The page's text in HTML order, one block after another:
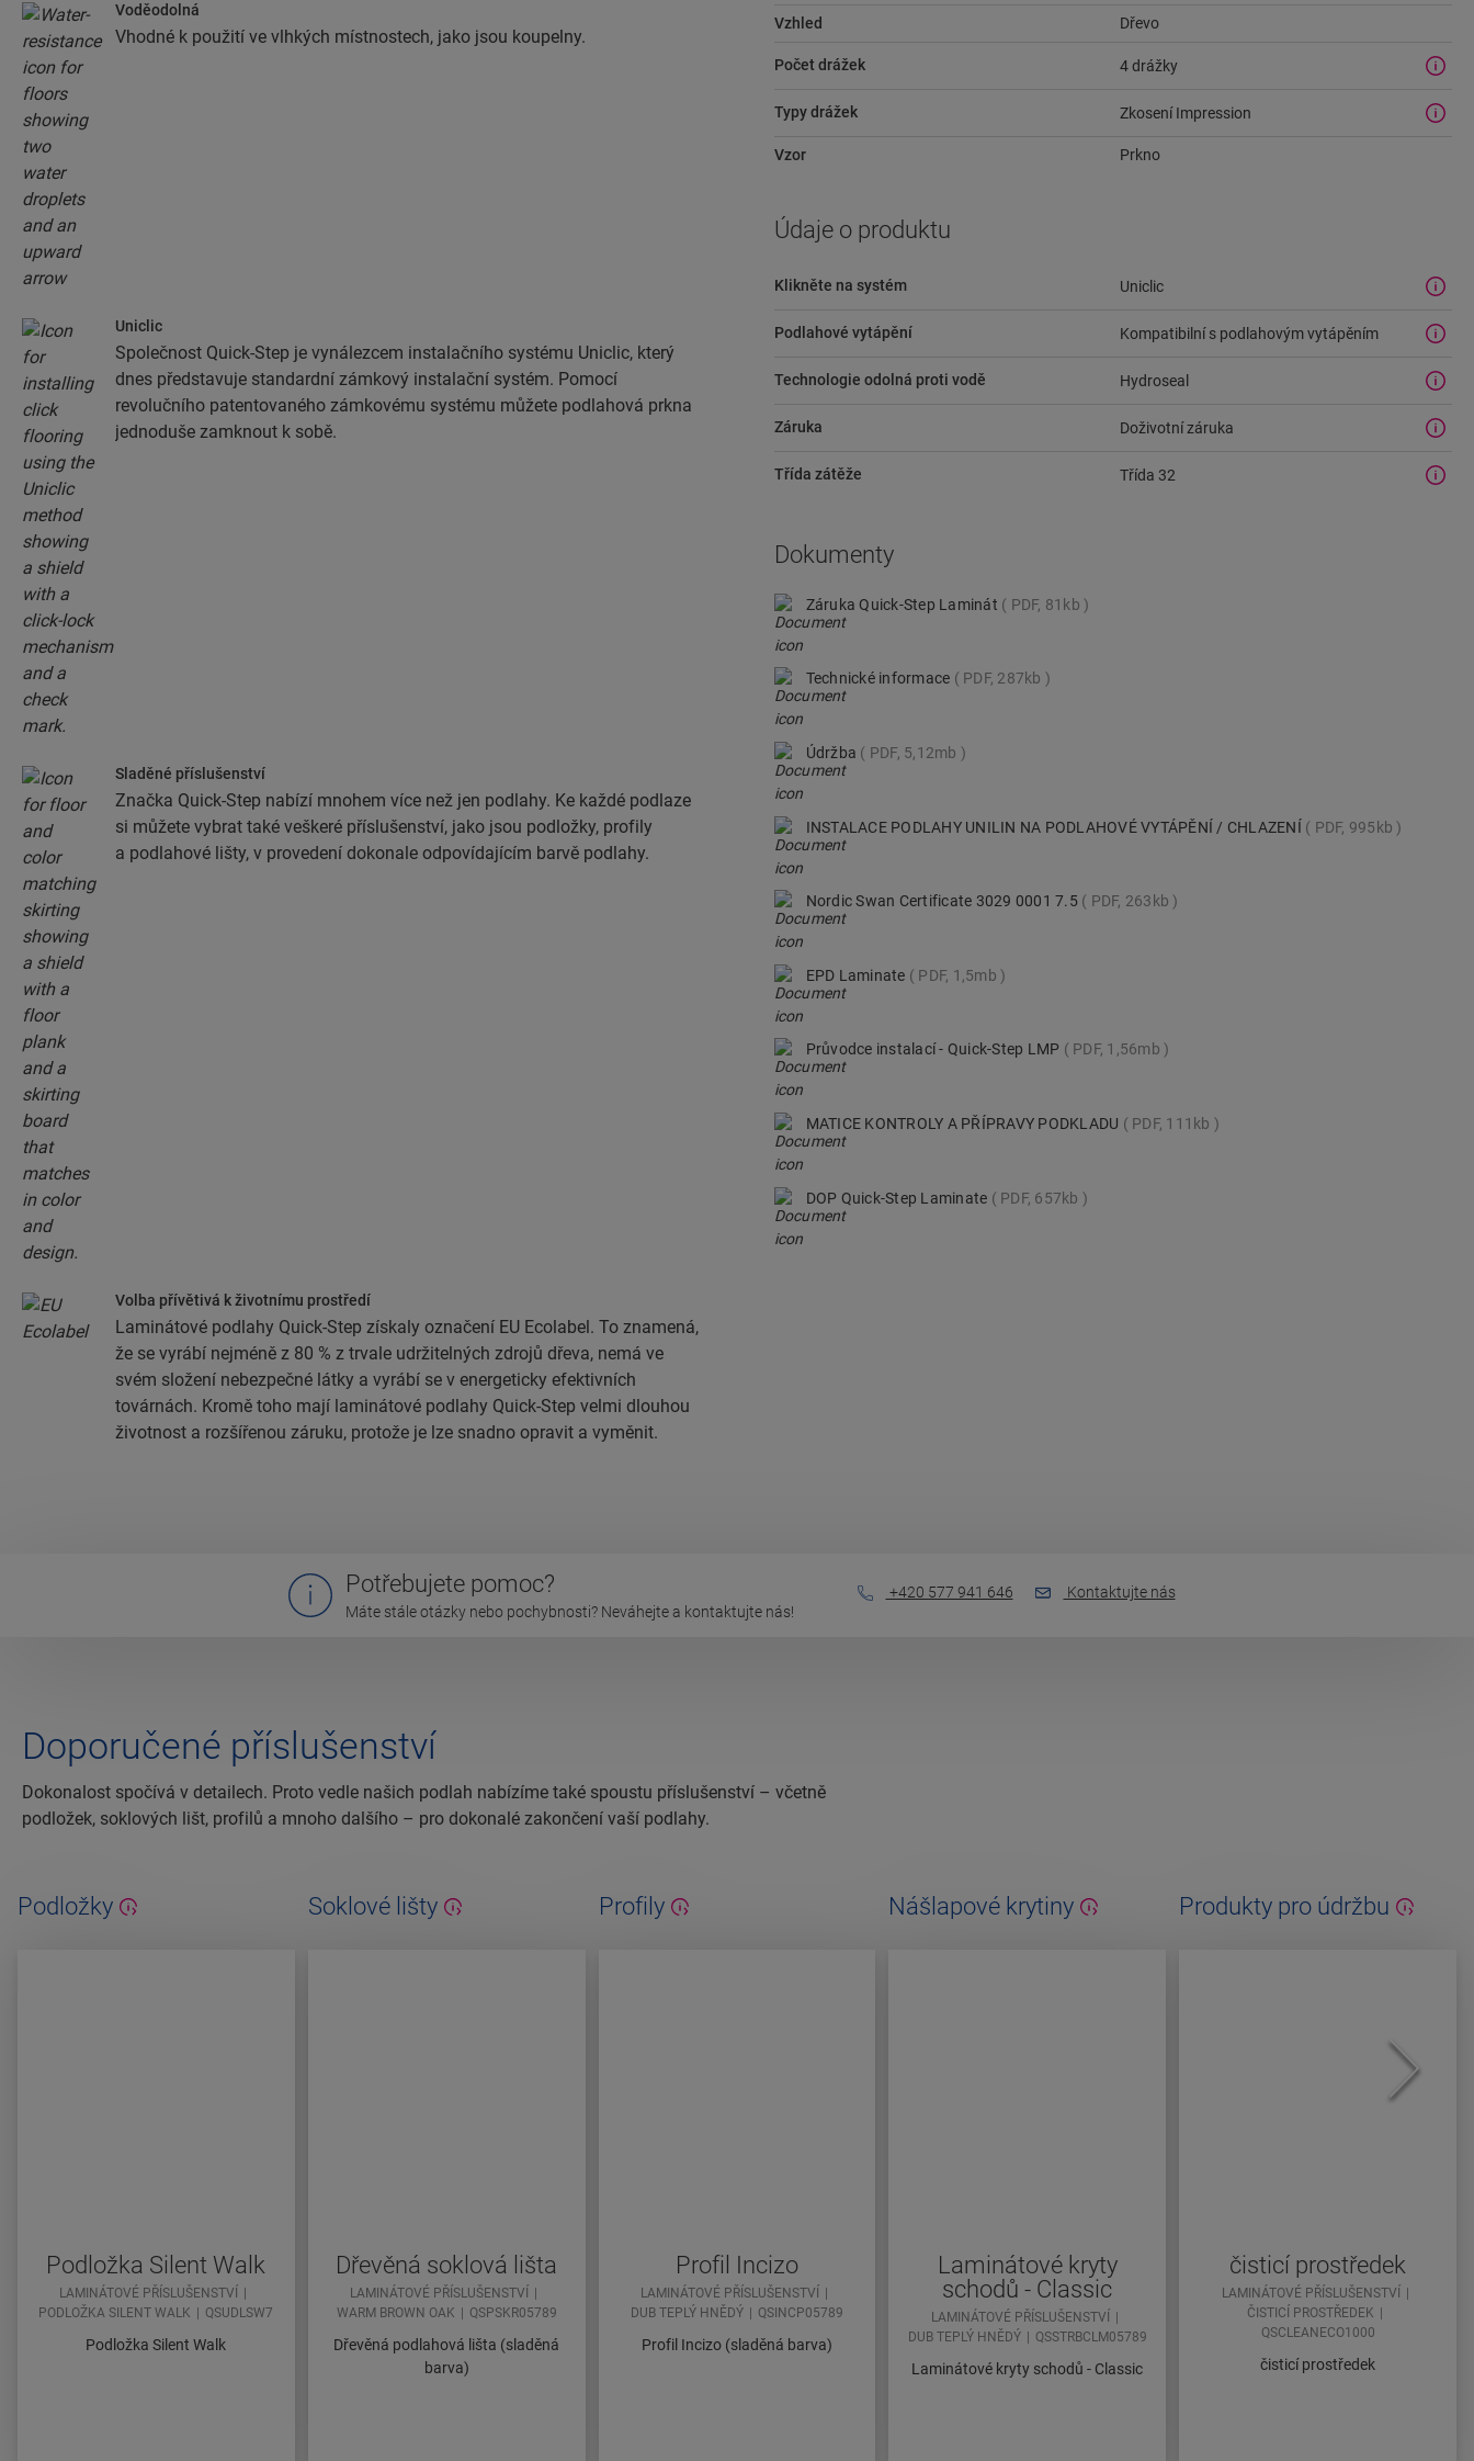
Voděodolná
Vhodné k použití ve vlhkých místnostech, jako jsou koupelny.
Uniclic
Společnost Quick-Step je vynálezcem instalačního systému Uniclic, který
dnes představuje standardní zámkový instalační systém. Pomocí
revolučního patentovaného zámkovému systému můžete podlahová prkna
jednoduše zamknout k sobě.
Sladěné příslušenství
Značka Quick-Step nabízí mnohem více než jen podlahy. Ke každé podlaze
si můžete vybrat také veškeré příslušenství, jako jsou podložky, profily
a podlahové lišty, v provedení dokonale odpovídajícím barvě podlahy.
Volba přívětivá k životnímu prostředí
Laminátové podlahy Quick-Step získaly označení EU Ecolabel. To znamená,
že se vyrábí nejméně z 80 % z trvale udržitelných zdrojů dřeva, nemá ve
svém složení nebezpečné látky a vyrábí se v energeticky efektivních
továrnách. Kromě toho mají laminátové podlahy Quick-Step velmi dlouhou
životnost a rozšířenou záruku, protože je lze snadno opravit a vyměnit.
Vzhled Dřevo
Počet drážek 4 drážky
Typy drážek Zkosení Impression
Vzor Prkno
Údaje o produktu
Klikněte na systém Uniclic
Podlahové vytápění Kompatibilní s podlahovým vytápěním
Technologie odolná proti vodě Hydroseal
Záruka Doživotní záruka
Třída zátěže Třída 32
Dokumenty
Záruka Quick-Step Laminát PDF, 81kb
Technické informace PDF, 287kb
Údržba PDF, 5,12mb
INSTALACE PODLAHY UNILIN NA PODLAHOVÉ VYTÁPĚNÍ / CHLAZENÍ PDF, 995kb
Nordic Swan Certificate 3029 0001 7.5 PDF, 263kb
EPD Laminate PDF, 1,5mb
Průvodce instalací - Quick-Step LMP PDF, 1,56mb
MATICE KONTROLY A PŘÍPRAVY PODKLADU PDF, 111kb
DOP Quick-Step Laminate PDF, 657kb
Potřebujete pomoc?
Máte stále otázky nebo pochybnosti? Neváhejte a kontaktujte nás!
+420 577 941 646 Kontaktujte nás
Doporučené příslušenství
Dokonalost spočívá v detailech. Proto vedle našich podlah nabízíme také spoustu příslušenství – včetně
podložek, soklových lišt, profilů a mnoho dalšího – pro dokonalé zakončení vaší podlahy.
Podložky
Podložka Silent Walk
LAMINÁTOVÉ PŘÍSLUŠENSTVÍ
PODLOŽKA SILENT WALK
QSUDLSW7
Podložka Silent Walk
Soklové lišty
Dřevěná soklová lišta
LAMINÁTOVÉ PŘÍSLUŠENSTVÍ
WARM BROWN OAK
QSPSKR05789
Dřevěná podlahová lišta (sladěná
barva)
Profily
Profil Incizo
LAMINÁTOVÉ PŘÍSLUŠENSTVÍ
DUB TEPLÝ HNĚDÝ
QSINCP05789
Profil Incizo (sladěná barva)
Nášlapové krytiny
Laminátové kryty
schodů - Classic
LAMINÁTOVÉ PŘÍSLUŠENSTVÍ
DUB TEPLÝ HNĚDÝ
QSSTRBCLM05789
Laminátové kryty schodů - Classic
Produkty pro údržbu
čisticí prostředek
LAMINÁTOVÉ PŘÍSLUŠENSTVÍ
ČISTICÍ PROSTŘEDEK
QSCLEANECO1000
čisticí prostředek